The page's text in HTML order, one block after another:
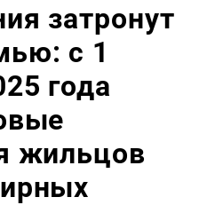
затронут
с 1
года
жильцов